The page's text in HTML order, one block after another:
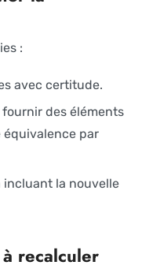
:
avec certitude.
des éléments
par
incluant la nouvelle
recalculer